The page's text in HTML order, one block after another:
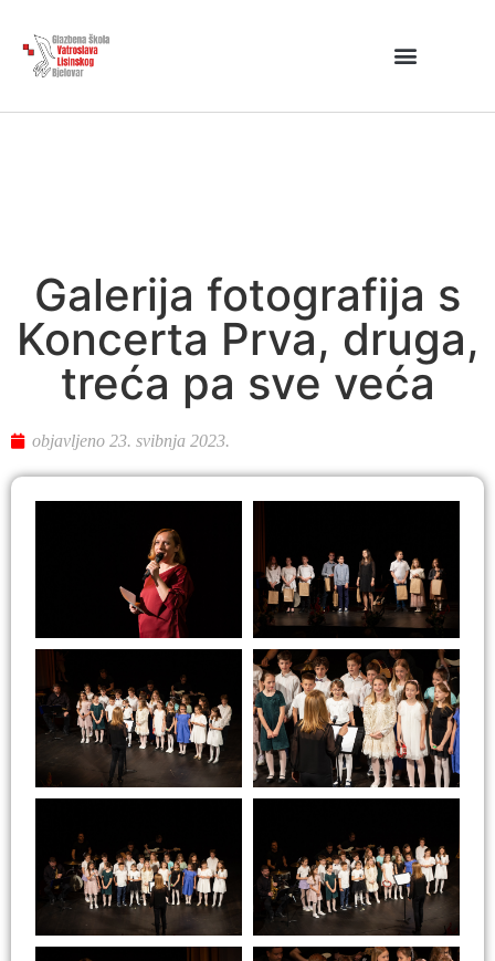
Galerija fotografija s
Koncerta Prva, druga,
treća pa sve veća
objavljeno 23. svibnja 2023.